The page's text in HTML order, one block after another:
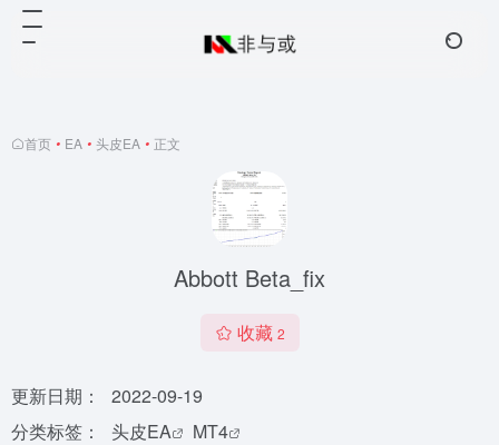
首页 • EA • 头皮EA • 正文
Abbott Beta_fix
收藏 2
更新日期：
2022-09-19
分类标签：
头皮EA
MT4